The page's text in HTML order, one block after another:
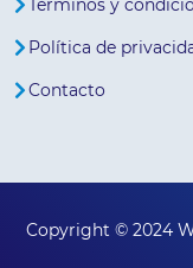
Términos y
Política de
Contacto
Copyright © 2024